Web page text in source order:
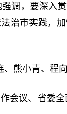
调，要深入
治市实践，
熊小青、程
会议、省委